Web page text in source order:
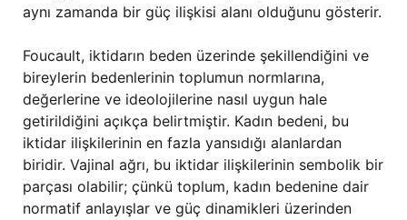
aynı zamanda bir güç ilişkisi alanı olduğunu gösterir.
Foucault, iktidarın beden üzerinde şekillendiğini ve
bireylerin bedenlerinin toplumun normlarına,
değerlerine ve ideolojilerine nasıl uygun hale
getirildiğini açıkça belirtmiştir. Kadın bedeni, bu
iktidar ilişkilerinin en fazla yansıdığı alanlardan
biridir. Vajinal ağrı, bu iktidar ilişkilerinin sembolik bir
parçası olabilir; çünkü toplum, kadın bedenine dair
normatif anlayışlar ve güç dinamikleri üzerinden